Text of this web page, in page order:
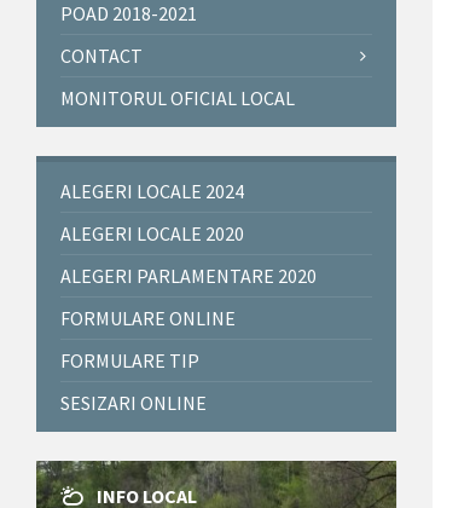
POAD 2018-2021
CONTACT
MONITORUL OFICIAL LOCAL
ALEGERI LOCALE 2024
ALEGERI LOCALE 2020
ALEGERI PARLAMENTARE 2020
FORMULARE ONLINE
FORMULARE TIP
SESIZARI ONLINE
INFO LOCAL